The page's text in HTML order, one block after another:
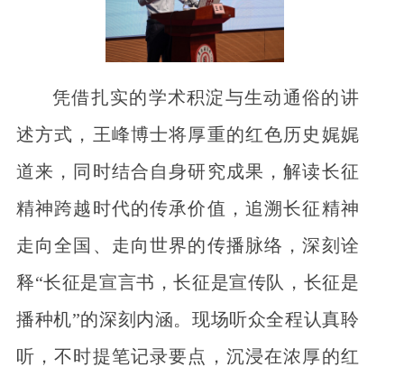
凭借扎实的学术积淀与生动通俗的讲
述方式，王峰博士将厚重的红色历史娓娓
道来，同时结合自身研究成果，解读长征
精神跨越时代的传承价值，追溯长征精神
走向全国、走向世界的传播脉络，深刻诠
释“长征是宣言书，长征是宣传队，长征是
播种机”的深刻内涵。现场听众全程认真聆
听，不时提笔记录要点，沉浸在浓厚的红